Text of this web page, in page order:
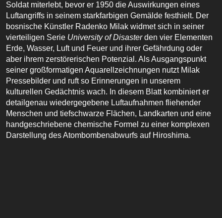
Soldat miterlebt, bevor er 1950 die Auswirkungen eines
Luftangriffs in seinem starkfarbigen Gemälde festhielt. Der
bosnische Künstler Radenko Milak widmet sich in seiner
vierteiligen Serie University of Disasterden vier Elementen
Erde, Wasser, Luft und Feuer und ihrer Gefährdung oder
aber ihrem zerstörerischen Potenzial. Als Ausgangspunkt
seiner großformatigen Aquarellzeichnungen nutzt Milak
Pressebilder und ruft so Erinnerungen in unserem
kulturellen Gedächtnis wach. In diesem Blatt kombiniert er
detailgenau wiedergegebene Luftaufnahmen fliehender
Menschen und tiefschwarze Flächen, Landkarten und eine
handgeschriebene chemische Formel zu einer komplexen
Darstellung des Atombombenabwurfs auf Hiroshima.